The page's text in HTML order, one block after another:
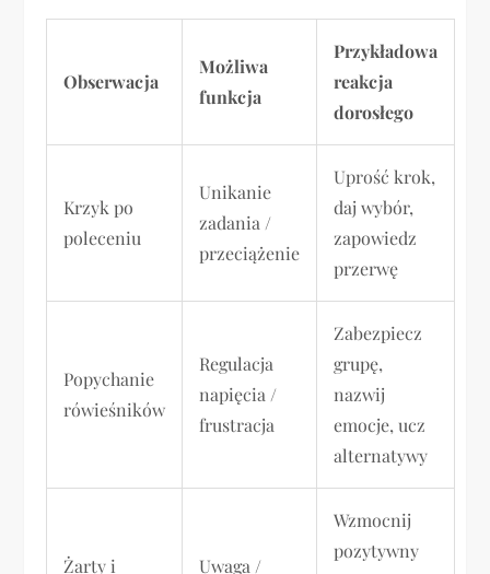
Obserwacja
Możliwa
funkcja
Przykładowa
reakcja
dorosłego
Krzyk po
poleceniu
Unikanie
zadania /
przeciążenie
Uprość krok,
daj wybór,
zapowiedz
przerwę
Popychanie
rówieśników
Regulacja
napięcia /
frustracja
Zabezpiecz
grupę,
nazwij
emocje, ucz
alternatywy
Żarty i Uwaga /
Wzmocnij
pozytywny